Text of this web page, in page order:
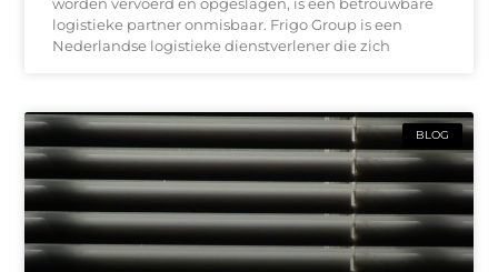
worden vervoerd en opgeslagen, is een betrouwbare
logistieke partner onmisbaar. Frigo Group is een
Nederlandse logistieke dienstverlener die zich
BLOG